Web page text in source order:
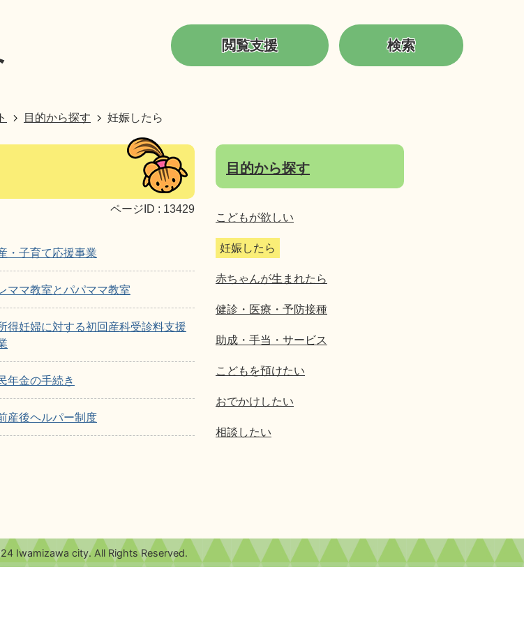
閲覧支援 検索
目的から探す 妊娠したら
ページID : 13429
・子育て応援事業
ママ教室とパパママ教室
得妊婦に対する初回産科受診料支援
年金の手続き
産後ヘルパー制度
目的から探す
こどもが欲しい
妊娠したら
赤ちゃんが生まれたら
健診・医療・予防接種
助成・手当・サービス
こどもを預けたい
おでかけしたい
相談したい
Iwamizawa city. All Rights Reserved.